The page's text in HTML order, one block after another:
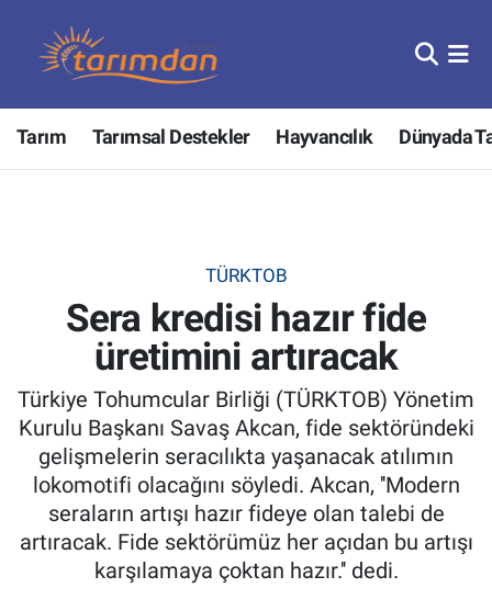
Tarım Tarımsal Destekler Hayvancılık Dünyada
TÜRKTOB
Sera kredisi hazır fide
üretimini artıracak
Türkiye Tohumcular Birliği (TÜRKTOB) Yönetim
Kurulu Başkanı Savaş Akcan, fide sektöründeki
gelişmelerin seracılıkta yaşanacak atılımın
lokomotifi olacağını söyledi. Akcan, ''Modern
seraların artışı hazır fideye olan talebi de
artıracak. Fide sektörümüz her açıdan bu artışı
karşılamaya çoktan hazır.'' dedi.
Tarım
Hayvancılık
Tarımsal Destekler
Tarım Bakanlığı
TZOB
Tarım Kredi Kooperatifleri
Pankobirlik
Et fiyatları
Nöbetçi Eczaneler
Hava Durumu
Tüm Manşetler
Son Dakika Haberleri
Haber Arşivi